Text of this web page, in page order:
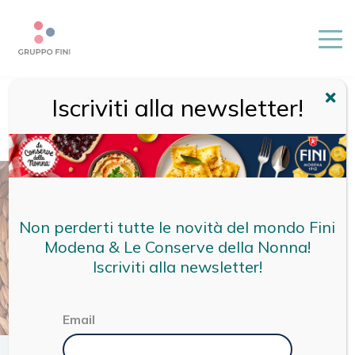
RICETTE/RICETTE FINI /RAVIOLI SALSICCIA E
FRIARIELLI CON CREMA DI FAVE FRESCHE E SCORZA DI
Iscriviti alla newsletter!
Non perderti tutte le novità del mondo Fini
Modena & Le Conserve della Nonna!
Iscriviti alla newsletter!
Email